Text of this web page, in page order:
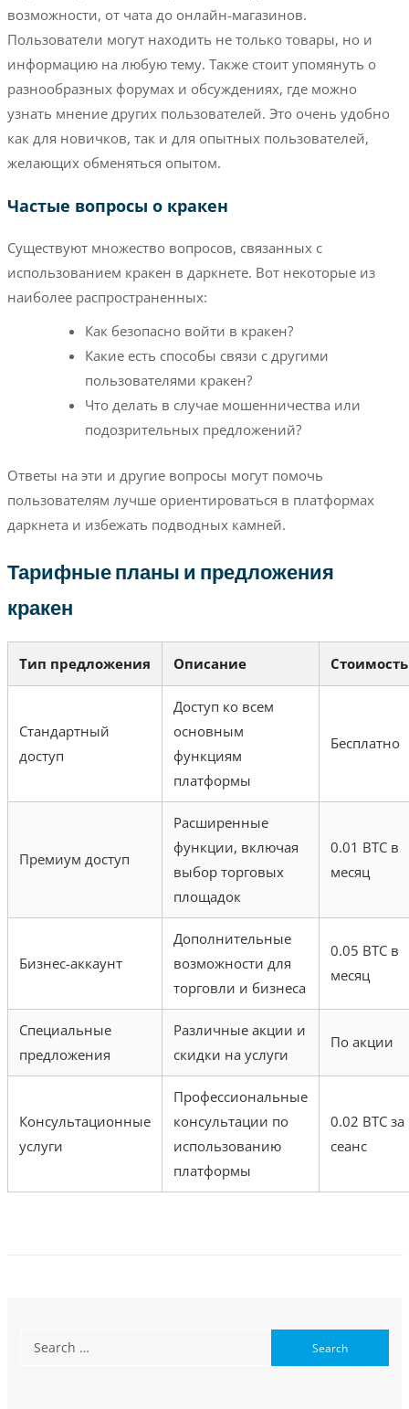
возможности, от чата до онлайн-магазинов.
Пользователи могут находить не только товары, но и
информацию на любую тему. Также стоит упомянуть о
разнообразных форумах и обсуждениях, где можно
узнать мнение других пользователей. Это очень удобно
как для новичков, так и для опытных пользователей,
желающих обменяться опытом.
Частые вопросы о кракен
Существуют множество вопросов, связанных с
использованием кракен в даркнете. Вот некоторые из
наиболее распространенных:
Как безопасно войти в кракен?
Какие есть способы связи с другими
пользователями кракен?
Что делать в случае мошенничества или
подозрительных предложений?
Ответы на эти и другие вопросы могут помочь
пользователям лучше ориентироваться в платформах
даркнета и избежать подводных камней.
Тарифные планы и предложения
кракен
Тип предложения Описание Стоимость
Стандартный
доступ
Доступ ко всем
основным
функциям
платформы
Бесплатно
Премиум доступ
Расширенные
функции, включая
выбор торговых
площадок
0.01 BTC в
месяц
Бизнес-аккаунт
Дополнительные
возможности для
торговли и бизнеса
0.05 BTC в
месяц
Специальные
предложения
Различные акции и
скидки на услуги
По акции
Консультационные
услуги
Профессиональные
консультации по
использованию
платформы
0.02 BTC за
сеанс